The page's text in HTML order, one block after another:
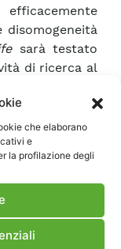
che elaborano
e
la profilazione degli
sarà testato
di ricerca al
delle celle
e
un MMC da
tecnico-
è valutata
al 98% e un
convertitore
Inoltre, sono